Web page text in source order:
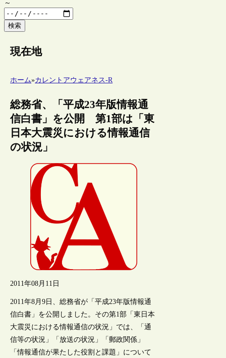
～
検索
現在地
ホーム»カレントアウェアネス-R
総務省、「平成23年版情報通
信白書」を公開 第1部は「東
日本大震災における情報通信
の状況」
2011年08月11日
2011年8月9日、総務省が「平成23年版情報通
信白書」を公開しました。その第1部「東日本
大震災における情報通信の状況」では、「通
信等の状況」「放送の状況」「郵政関係」
「情報通信が果たした役割と課題」について